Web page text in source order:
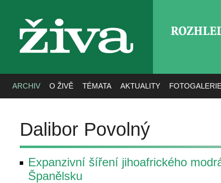
živa
ARCHIV O ŽIVĚ TÉMATA AKTUALITY
Dalibor Povolný
Expanzivní šíření jihoafrického
Španělsku